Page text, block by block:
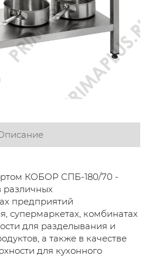
КОБОР СПБ-180/70 -
предприятий
супермаркетах, комбинатах
для разделывания и
а также в качестве
для кухонного